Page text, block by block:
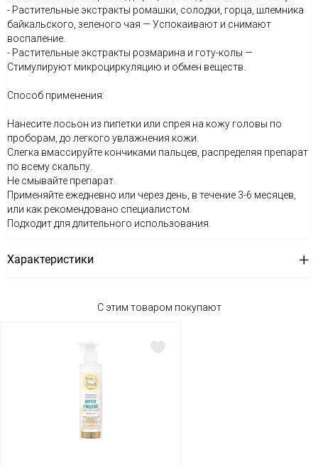
- Растительные экстракты ромашки, солодки, горца, шлемника
байкальского, зеленого чая — Успокаивают и снимают
воспаление.
- Растительные экстракты розмарина и готу-колы —
Стимулируют микроциркуляцию и обмен веществ.
Способ применения:
Нанесите лосьон из пипетки или спрея на кожу головы по
проборам, до легкого увлажнения кожи.
Слегка вмассируйте кончиками пальцев, распределяя препарат
по всему скальпу.
Не смывайте препарат.
Применяйте ежедневно или через день, в течение 3-6 месяцев,
или как рекомендовано специалистом.
Подходит для длительного использования.
Характеристики
С этим товаром покупают